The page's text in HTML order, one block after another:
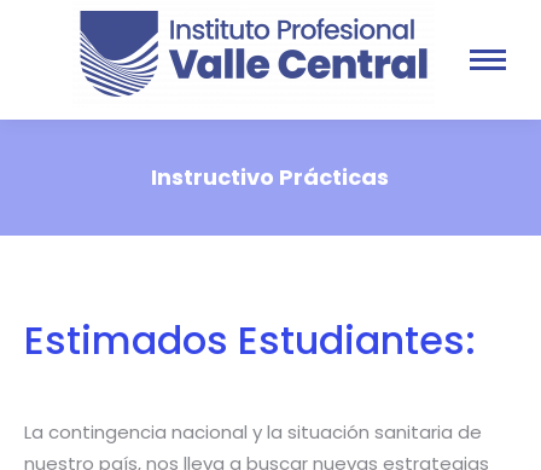
Instructivo Prácticas
Estimados Estudiantes:
La contingencia nacional y la situación sanitaria de
nuestro país, nos lleva a buscar nuevas estrategias